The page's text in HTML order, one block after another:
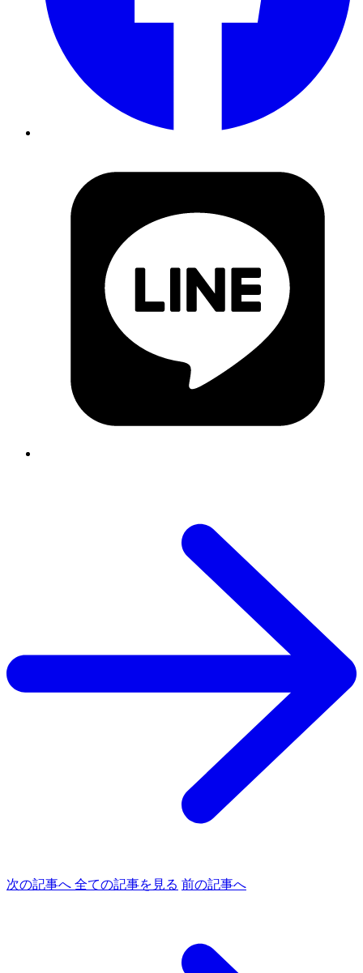
次の記事へ 全ての記事を見る 前の記事へ